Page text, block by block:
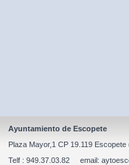
Ayuntamiento de Escopete
Plaza Mayor,1 CP 19.119 Escopete
Telf : 949.37.03.82 email: